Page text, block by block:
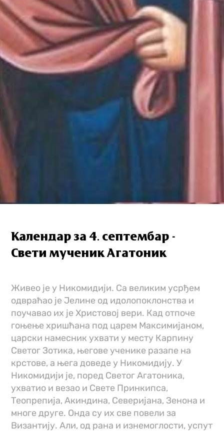
Календар за 4. септембар -
Свети мученик Агатоник
Живео је у Никомидији. Са великим усрђем
одвраћао је Јелине од идолопоклонства и
поучавао их је Христовој вери. Кад отпоче
гоњење хришћана под царем Максимијаном,
царски намесник ухвати у месту Карпину
Светог Зотика, његове ученике разапе на
крстове, а њега доведе у Никомидију. У
Никомидији је, поред Светог Агатоника,
ухватио и везао и Свете Принкипса,
Теопрепија, Акиндина, Северијана, Зенона и
многе друге. Онда су их све повели за
Византију. Али, од рана и изнемоглости, успут